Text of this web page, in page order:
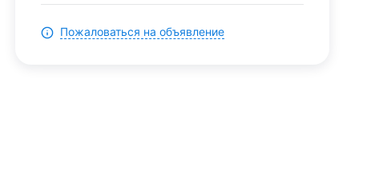
Пожаловаться на объявление